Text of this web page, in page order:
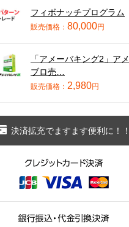
フィボナッチプログラム
販売価格： 80,000円
「アメーバキング2」アメ
ブロ売…
販売価格： 2,980円
決済拡充でますます便利に！！